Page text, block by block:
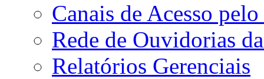
Canais de Acesso
Rede de Ouvidorias
Relatórios Gerenciais